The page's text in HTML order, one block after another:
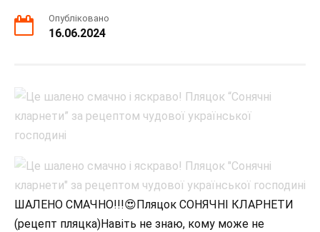
Опубліковано
16.06.2024
ШАЛЕНО СМАЧНО!!!😍Пляцок СОНЯЧНІ КЛАРНЕТИ
(рецепт пляцка)Навіть не знаю, кому може не